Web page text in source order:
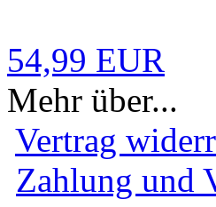
54,99 EUR
Mehr über...
Vertrag
Zahlung und